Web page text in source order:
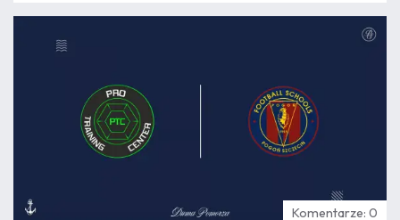
16:28
Komentarze: 0